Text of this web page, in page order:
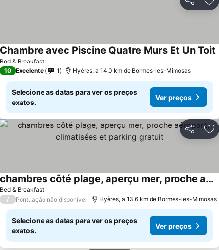
Partilhar
Bed & Breakfast
Chambre avec Piscine Quatre Murs Et Un Toit
10 Excelente 1 Hyères, a 14.0 km de Bormes-les-Mimosas
Selecione as datas para ver os preços
exatos.
Ver preços
Partilhar
Bed & Breakfast
chambres côté plage, aperçu mer, proche aéroport, climatisées et parking gratuit
/ Pontuação não disponível Hyères, a 13.6 km de Bormes-les-Mimosas
Selecione as datas para ver os preços
exatos.
Ver preços